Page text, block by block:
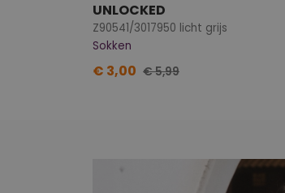
UNLOCKED
Z90541/3017950 licht grijs
Sokken
€ 3,00 € 5,99